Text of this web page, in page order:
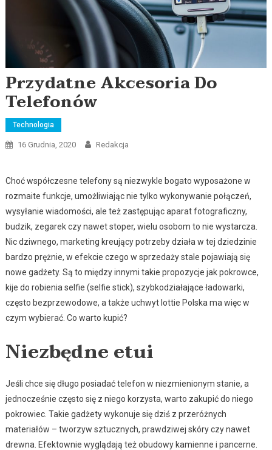
Przydatne Akcesoria Do
Telefonów
Technologia
16 Grudnia, 2020 Redakcja
Choć współczesne telefony są niezwykle bogato wyposażone w
rozmaite funkcje, umożliwiając nie tylko wykonywanie połączeń,
wysyłanie wiadomości, ale też zastępując aparat fotograficzny,
budzik, zegarek czy nawet stoper, wielu osobom to nie wystarcza.
Nic dziwnego, marketing kreujący potrzeby działa w tej dziedzinie
bardzo prężnie, w efekcie czego w sprzedaży stale pojawiają się
nowe gadżety. Są to między innymi takie propozycje jak pokrowce,
kije do robienia selfie (selfie stick), szybkodziałające ładowarki,
często bezprzewodowe, a także uchwyt Iottie Polska ma więc w
czym wybierać. Co warto kupić?
Niezbędne etui
Jeśli chce się długo posiadać telefon w niezmienionym stanie, a
jednocześnie często się z niego korzysta, warto zakupić do niego
pokrowiec. Takie gadżety wykonuje się dziś z przeróżnych
materiałów – tworzyw sztucznych, prawdziwej skóry czy nawet
drewna. Efektownie wyglądają też obudowy kamienne i pancerne.